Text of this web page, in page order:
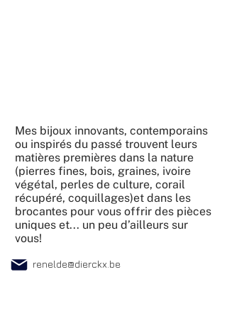
Mes bijoux innovants, contemporains
ou inspirés du passé trouvent leurs
matières premières dans la nature
(pierres fines, bois, graines, ivoire
végétal, perles de culture, corail
récupéré, coquillages)et dans les
brocantes pour vous offrir des pièces
uniques et... un peu d’ailleurs sur
vous!
renelde@dierckx.be